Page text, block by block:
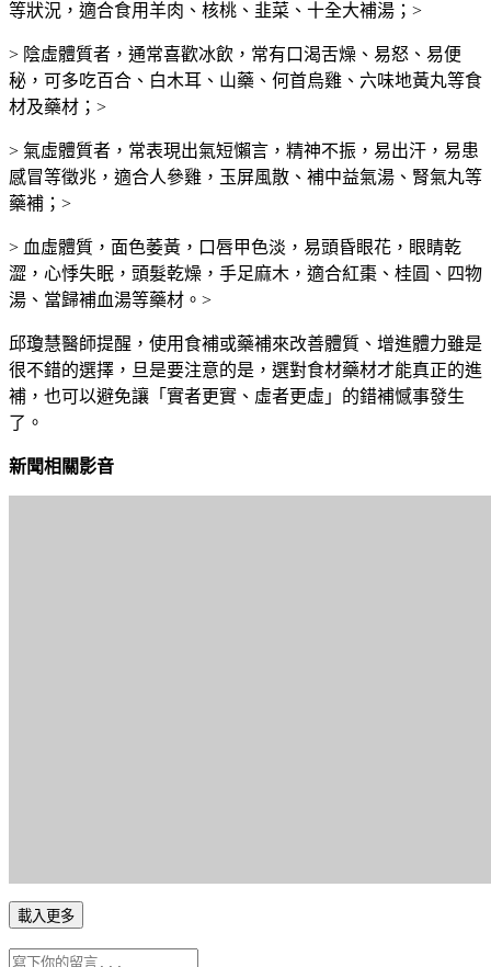
等狀況，適合食用羊肉、核桃、韭菜、十全大補湯； >
> 陰虛體質者，通常喜歡冰飲，常有口渴舌燥、易怒、易便
秘，可多吃百合、白木耳、山藥、何首烏雞、六味地黃丸等食
材及藥材； >
> 氣虛體質者，常表現出氣短懶言，精神不振，易出汗，易患
感冒等徵兆，適合人參雞，玉屏風散、補中益氣湯、腎氣丸等
藥補； >
> 血虛體質，面色萎黃，口唇甲色淡，易頭昏眼花，眼睛乾
澀，心悸失眠，頭髮乾燥，手足麻木，適合紅棗、桂圓、四物
湯、當歸補血湯等藥材。 >
邱瓊慧醫師提醒，使用食補或藥補來改善體質、增進體力雖是
很不錯的選擇，旦是要注意的是，選對食材藥材才能真正的進
補，也可以避免讓「實者更實、虛者更虛」的錯補憾事發生
了。
新聞相關影音
載入更多